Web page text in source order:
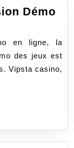
Démo
en ligne, la
des jeux est
Vipsta casino,